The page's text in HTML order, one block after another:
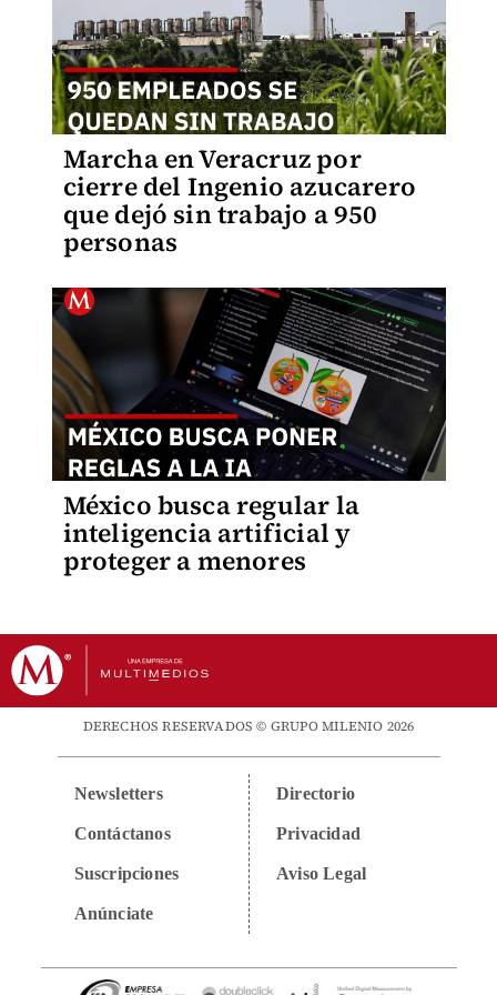
Marcha en Veracruz por
cierre del Ingenio azucarero
que dejó sin trabajo a 950
personas
México busca regular la
inteligencia artificial y
proteger a menores
DERECHOS RESERVADOS © GRUPO MILENIO 2026
Newsletters
Contáctanos
Suscripciones
Anúnciate
Directorio
Privacidad
Aviso Legal